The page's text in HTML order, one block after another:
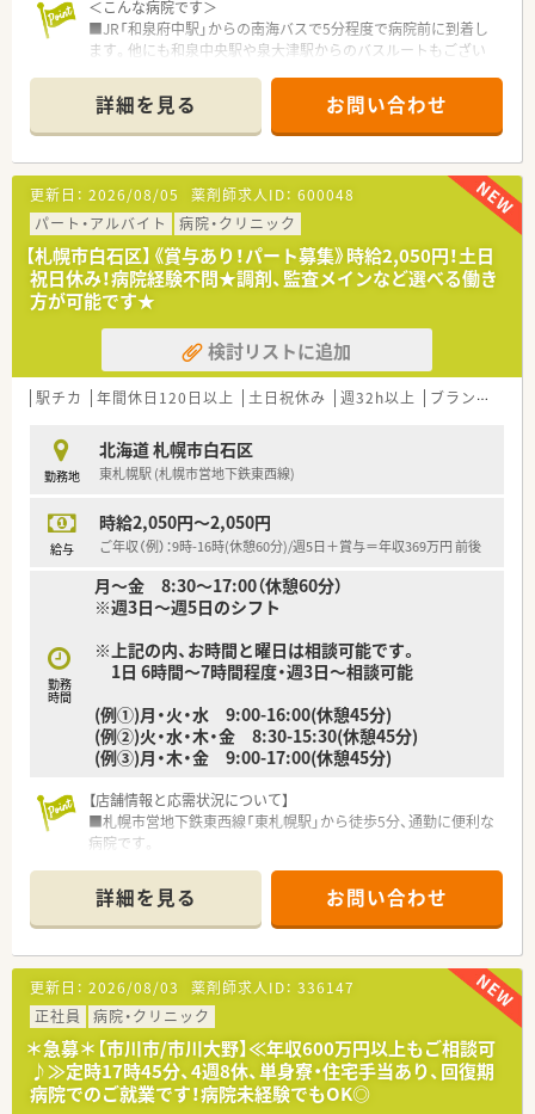
＜こんな病院です＞
■JR「和泉府中駅」からの南海バスで5分程度で病院前に到着し
ます。他にも和泉中央駅や泉大津駅からのバスルートもござい
マイカー通勤も可能です。
■一般約300床の病院となっており、当地域の急性期医療を支え
ており、地域医療支援病院に認定されています。
■2018年に新築移転が完了しており、地上8階建ての新しくキレ
イで明るい院内となっています。
■薬剤科は薬剤師の体制は常勤20名、非常勤2名で、男女比は
1:1、平均年齢30代半ばといった人員構成となっています。
■外来は院外処方で門前の調剤薬局でとなっており、入院患者様
に集中できる環境です。
■様々な部署の方と声をかけながら連携を取っており、活気のあ
る院内となっています。
＜こんな医療法人です＞
■病院、特別養護老人ホーム、介護老人保健施設、グループホー
ム、サービス付き高齢者向け住宅等、幅広く運営をしている法人
■服薬指導のみならず、感染制御、がん化学療法、栄養管理、緩
和、褥瘡など様々な業務に携わることができます。
■住宅手当も充実しており、月24,000円を上限に家賃の半額を
■院内に託児所も完備しており、月20,000円でご利用いただけ
るため、育児中の薬剤師の方も安心してお勤めしていただけま
＜こんな方にオススメ！＞
■離島応援なども行っており、過疎地域の医療にご興味がおあり
の方
詳細を見る お問い合わせ
更新日： 2026/08/05 薬剤師求人ID： 600048
パート・アルバイト
病院・クリニック
【札幌市白石区】《賞与あり！パート募集》時給2,050円！土日
祝日休み！病院経験不問★調剤、監査メインなど選べる働き
方が可能です★
検討リストに追加
駅チカ 年間休日120日以上 土日祝休み 週32h以上 ブランク可
勤務地
北海道 札幌市白石区
東札幌駅 (札幌市営地下鉄東西線)
給与
時給2,050円～2,050円
ご年収（例）：9時-16時(休憩60分)/週5日＋賞与＝年収369万円 前後
勤務
時間
月～金 8:30～17:00（休憩60分）
※週3日～週5日のシフト
※上記の内、お時間と曜日は相談可能です。
1日 6時間～7時間程度・週3日～相談可能
(例①)月・火・水 9:00-16:00(休憩45分)
(例②)火・水・木・金 8:30-15:30(休憩45分)
(例③)月・木・金 9:00-17:00(休憩45分)
【店舗情報と応需状況について】
■札幌市営地下鉄東西線「東札幌駅」から徒歩5分、通勤に便利な
病院です。
い業務に関われます。
■薬剤師は常勤12名体制で、チーム医療の一員として患者様の
ケアにあたっています。
【やりがい/おすすめポイント】
■がん医療の最前線で、患者様の治療やケアに貢献できるやりが
いのある仕事です。
■病院未経験でも安心してスタートでき、薬剤師としてのスキル
アップを目指せます。
■土日祝休みで残業も少ないため、仕事と私生活のバランスを取
りながら働けます。
詳細を見る お問い合わせ
更新日： 2026/08/03 薬剤師求人ID： 336147
正社員
病院・クリニック
＊急募＊【市川市/市川大野】≪年収600万円以上もご相談可
♪≫定時17時45分、4週8休、単身寮・住宅手当あり、回復期
病院でのご就業です！病院未経験でもOK◎